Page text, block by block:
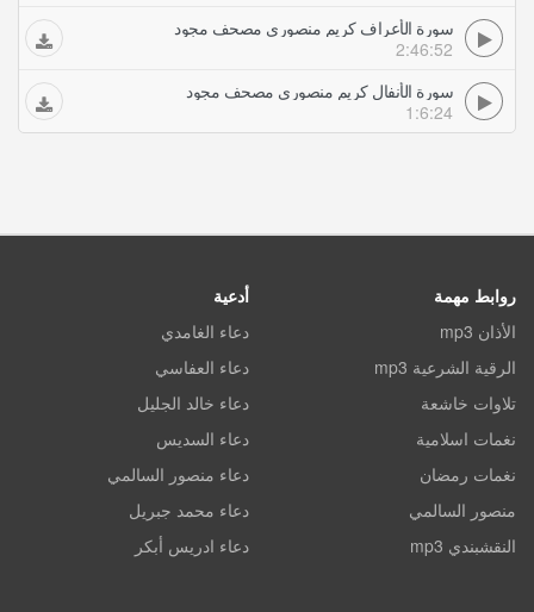
سورة الأعراف كريم منصوري مصحف مجود
2:46:52
سورة الأنفال كريم منصوري مصحف مجود
1:6:24
روابط مهمة
الأذان mp3
الرقية الشرعية mp3
تلاوات خاشعة
نغمات اسلامية
نغمات رمضان
منصور السالمي
النقشبندي mp3
أدعية
دعاء الغامدي
دعاء العفاسي
دعاء خالد الجليل
دعاء السديس
دعاء منصور السالمي
دعاء محمد جبريل
دعاء ادريس أبكر